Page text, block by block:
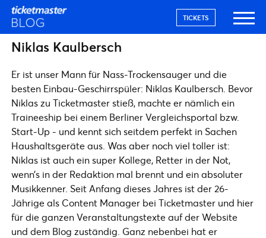
TICKETS
Niklas Kaulbersch
Er ist unser Mann für Nass-Trockensauger und die
besten Einbau-Geschirrspüler: Niklas Kaulbersch. Bevor
Niklas zu Ticketmaster stieß, machte er nämlich ein
Traineeship bei einem Berliner Vergleichsportal bzw.
Start-Up - und kennt sich seitdem perfekt in Sachen
Haushaltsgeräte aus. Was aber noch viel toller ist:
Niklas ist auch ein super Kollege, Retter in der Not,
wenn’s in der Redaktion mal brennt und ein absoluter
Musikkenner. Seit Anfang dieses Jahres ist der 26-
Jährige als Content Manager bei Ticketmaster und hier
für die ganzen Veranstaltungstexte auf der Website
und dem Blog zuständig. Ganz nebenbei hat er